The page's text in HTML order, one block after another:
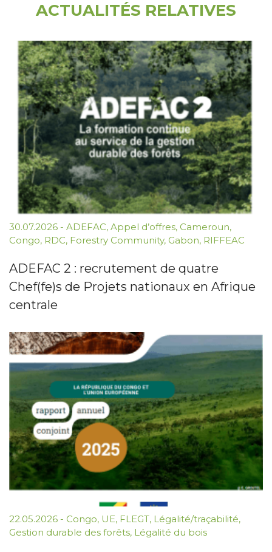
ACTUALITÉS RELATIVES
30.07.2026 - ADEFAC, Appel d’offres, Cameroun,
Congo, RDC, Forestry Community, Gabon, RIFFEAC
ADEFAC 2 : recrutement de quatre
Chef(fe)s de Projets nationaux en Afrique
centrale
22.05.2026 - Congo, UE, FLEGT, Légalité/traçabilité,
Gestion durable des forêts, Légalité du bois